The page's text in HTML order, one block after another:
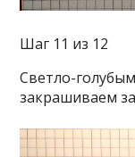
Шаг 11 из 12
Светло-
закрашиваем